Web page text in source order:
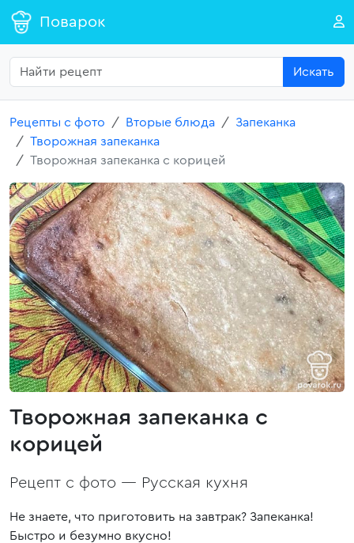
Поварок
Искать
Рецепты с фото Вторые блюда
Запеканка
Творожная запеканка
Творожная запеканка с корицей
Творожная запеканка с
корицей
Рецепт с фото — Русская кухня
Не знаете, что приготовить на завтрак? Запеканка!
Быстро и безумно вкусно!